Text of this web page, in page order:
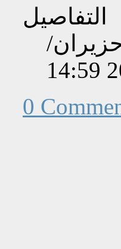
التفاصيل
بتاريخ الإثنين, 01 حزيران/
0